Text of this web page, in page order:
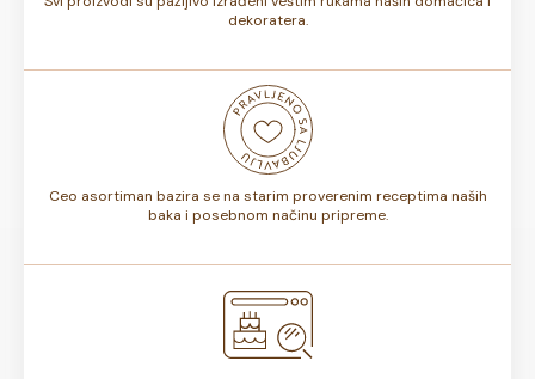
dekoratera.
Ceo asortiman bazira se na starim proverenim receptima naših
baka i posebnom načinu pripreme.